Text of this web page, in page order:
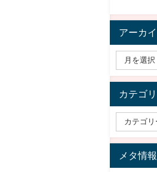
アーカ
カテゴ
メタ情報